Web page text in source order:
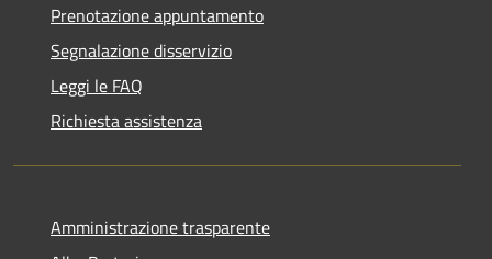
Prenotazione appuntamento
Segnalazione disservizio
Leggi le FAQ
Richiesta assistenza
Amministrazione trasparente